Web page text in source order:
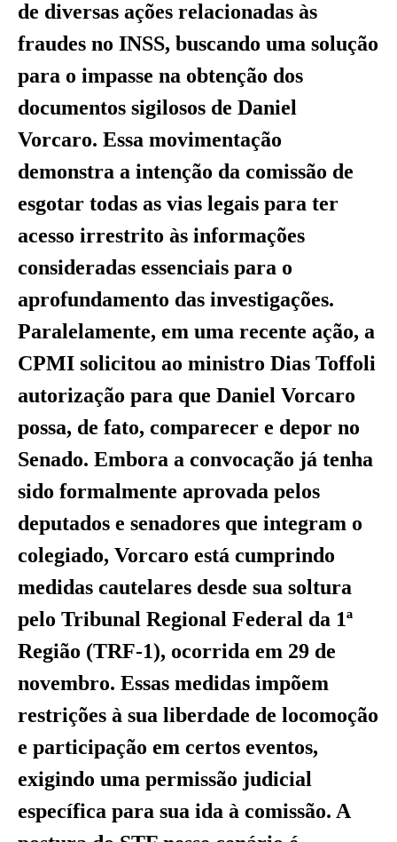
de diversas ações relacionadas às
fraudes no INSS, buscando uma solução
para o impasse na obtenção dos
documentos sigilosos de Daniel
Vorcaro. Essa movimentação
demonstra a intenção da comissão de
esgotar todas as vias legais para ter
acesso irrestrito às informações
consideradas essenciais para o
aprofundamento das investigações.
Paralelamente, em uma recente ação, a
CPMI solicitou ao ministro Dias Toffoli
autorização para que Daniel Vorcaro
possa, de fato, comparecer e depor no
Senado. Embora a convocação já tenha
sido formalmente aprovada pelos
deputados e senadores que integram o
colegiado, Vorcaro está cumprindo
medidas cautelares desde sua soltura
pelo Tribunal Regional Federal da 1ª
Região (TRF-1), ocorrida em 29 de
novembro. Essas medidas impõem
restrições à sua liberdade de locomoção
e participação em certos eventos,
exigindo uma permissão judicial
específica para sua ida à comissão. A